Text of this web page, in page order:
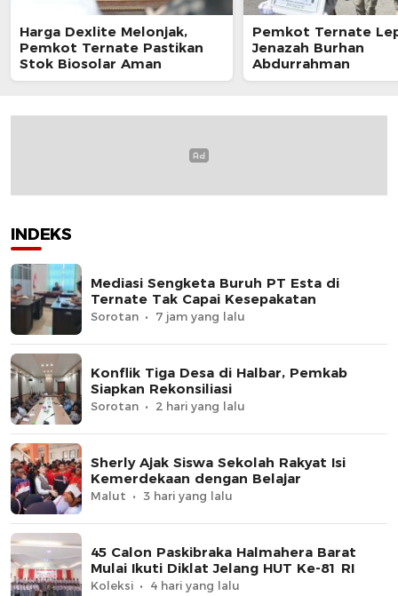
Harga Dexlite Melonjak,
Pemkot Ternate Pastikan
Stok Biosolar Aman
Pemkot Ternate
Jenazah Burhan
Abdurrahman
INDEKS
Mediasi Sengketa Buruh PT Esta di
Ternate Tak Capai Kesepakatan
Sorotan 7 jam yang lalu
Konflik Tiga Desa di Halbar, Pemkab
Siapkan Rekonsiliasi
Sorotan 2 hari yang lalu
Sherly Ajak Siswa Sekolah Rakyat Isi
Kemerdekaan dengan Belajar
Malut 3 hari yang lalu
45 Calon Paskibraka Halmahera Barat
Mulai Ikuti Diklat Jelang HUT Ke-81 RI
Koleksi 4 hari yang lalu